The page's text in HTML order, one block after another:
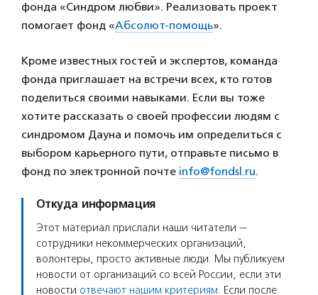
фонда «Синдром любви». Реализовать проект
помогает фонд «Абсолют-помощь».
Кроме известных гостей и экспертов, команда
фонда приглашает на встречи всех, кто готов
поделиться своими навыками. Если вы тоже
хотите рассказать о своей профессии людям с
синдромом Дауна и помочь им определиться с
выбором карьерного пути, отправьте письмо в
фонд по электронной почте info@fondsl.ru.
Откуда информация
Этот материал прислали наши читатели —
сотрудники некоммерческих организаций,
волонтеры, просто активные люди. Мы публикуем
новости от организаций со всей России, если эти
новости отвечают нашим критериям. Если после